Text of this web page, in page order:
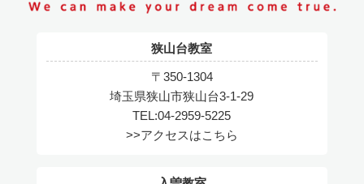
狭山台教室
〒350-1304
埼玉県狭山市狭山台3-1-29
TEL:04-2959-5225
>>アクセスはこちら